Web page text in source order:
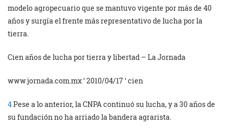
modelo agropecuario que se mantuvo vigente por más de 40
años y surgía el frente más representativo de lucha por la
tierra.
Cien años de lucha por tierra y libertad – La Jornada
www.jornada.com.mx ‘ 2010/04/17 ‘ cien
4Pese a lo anterior, la CNPA continuó su lucha, y a 30 años de
su fundación no ha arriado la bandera agrarista.